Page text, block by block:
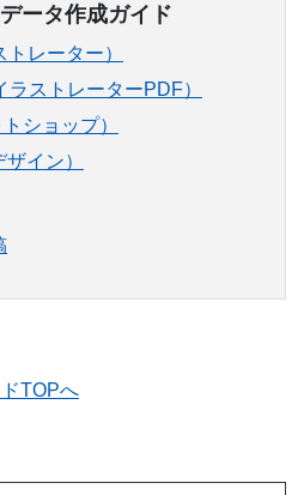
ータ作成ガイド
トレーター）
ラストレーターPDF）
ショップ）
イン）
TOPへ